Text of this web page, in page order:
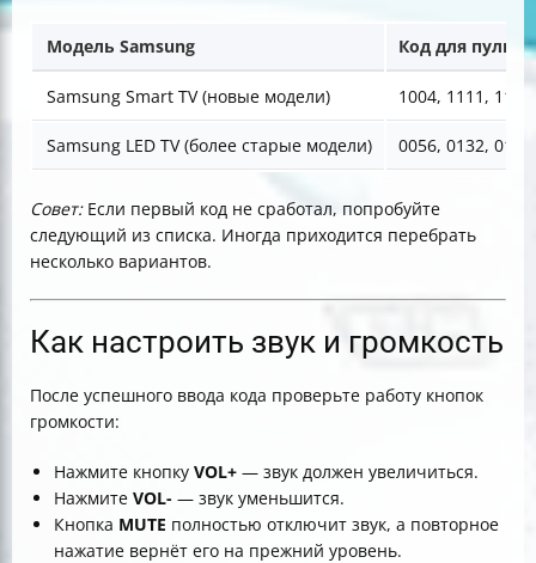
Модель Samsung Код для
Samsung Smart TV (новые модели) 1004, 1111, 1122
Samsung LED TV (более старые модели) 0056, 0132, 0156
Совет:Если первый код не сработал, попробуйте
следующий из списка. Иногда приходится перебрать
несколько вариантов.
Как настроить звук и громкость
После успешного ввода кода проверьте работу кнопок
громкости:
Нажмите кнопку VOL+ — звук должен увеличиться.
Нажмите VOL- — звук уменьшится.
Кнопка MUTE полностью отключит звук, а повторное
нажатие вернёт его на прежний уровень.